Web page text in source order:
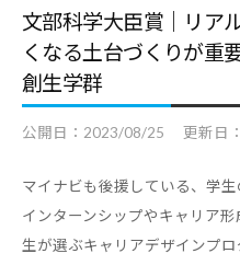
文部科学大臣賞｜リア
くなる土台づくりが重
創生学群
公開日： 2023/08/25 更新日：
マイナビも後援している、学
インターンシップやキャリア
生が選ぶキャリアデザインプ